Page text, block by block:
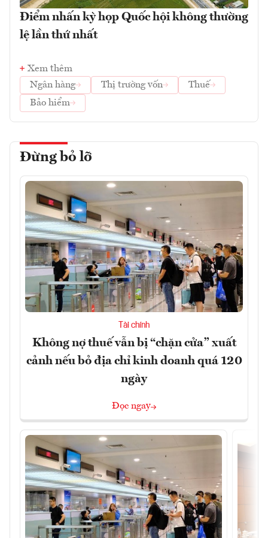
Điểm nhấn kỳ họp Quốc hội không thường
lệ lần thứ nhất
Xem thêm
Ngân hàng
Thị trường vốn
Thuế
Bảo hiểm
Đừng bỏ lỡ
Tài chính
Không nợ thuế vẫn bị “chặn cửa” xuất
cảnh nếu bỏ địa chỉ kinh doanh quá 120
ngày
Đọc ngay